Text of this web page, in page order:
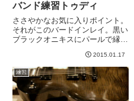
バンド練習トゥディ
ささやかなお気に入りポイント。
それがこのバードインレイ。黒い
ブラックオニキスにパールで縁取
レイをどうするかはしばらく考え
てました。そんなにキラキラ系に
するつもりはなかったのですが、
地味すぎてももったいないか
な、...
2015.01.17
練習